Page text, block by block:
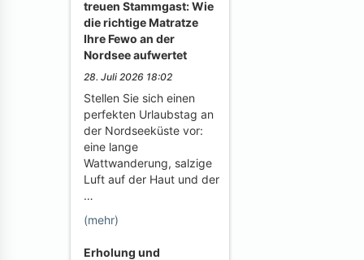
treuen Stammgast: Wie
die richtige Matratze
Ihre Fewo an der
Nordsee aufwertet
28. Juli 2026 18:02
Stellen Sie sich einen
perfekten Urlaubstag an
der Nordseeküste vor:
eine lange
Wattwanderung, salzige
Luft auf der Haut und der
…
(mehr)
Erholung und